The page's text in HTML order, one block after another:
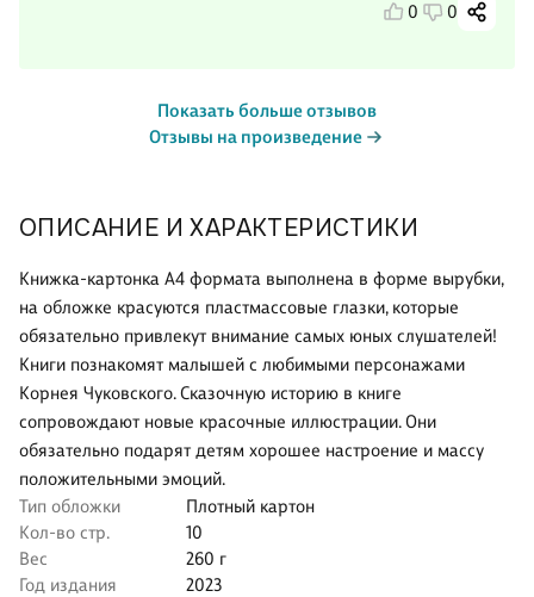
ОПИСАНИЕ И ХАРАКТЕРИСТИКИ
Книжка-картонка А4 формата выполнена в форме вырубки,
на обложке красуются пластмассовые глазки, которые
обязательно привлекут внимание самых юных слушателей!
Книги познакомят малышей с любимыми персонажами
Корнея Чуковского. Сказочную историю в книге
сопровождают новые красочные иллюстрации. Они
обязательно подарят детям хорошее настроение и массу
положительными эмоций.
Тип обложки
Плотный картон
Кол-во стр.
10
Вес
260 г
Год издания
2023
0 0
Показать больше отзывов
Отзывы на произведение